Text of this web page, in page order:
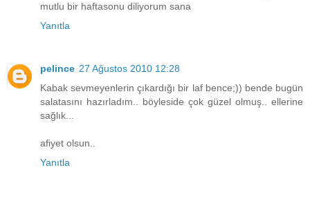
mutlu bir haftasonu diliyorum sana
Yanıtla
pelince 27 Ağustos 2010 12:28
Kabak sevmeyenlerin çıkardığı bir laf bence;)) bende bugün
salatasını hazırladım.. böyleside çok güzel olmuş.. ellerine
sağlık...
afiyet olsun..
Yanıtla